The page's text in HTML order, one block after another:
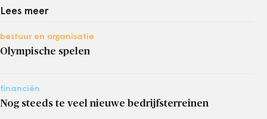
Lees meer
bestuur en organisatie
Olympische spelen
financiën
Nog steeds te veel nieuwe bedrijfsterreinen